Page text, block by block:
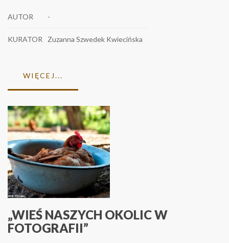
AUTOR -
KURATOR Zuzanna Szwedek Kwiecińska
WIĘCEJ...
„WIEŚ NASZYCH OKOLIC W
FOTOGRAFII”